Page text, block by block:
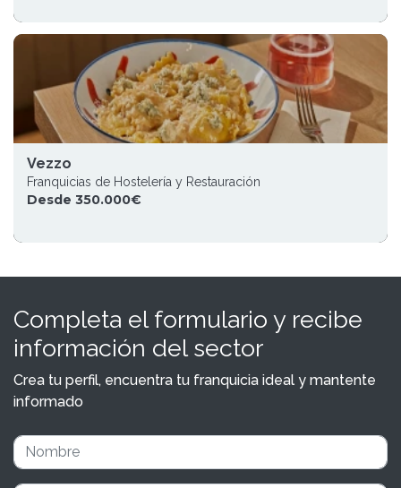
Vezzo
Franquicias de Hostelería y Restauración
Desde 350.000€
Completa el formulario y recibe
información del sector
Crea tu perfil, encuentra tu franquicia ideal y mantente
informado